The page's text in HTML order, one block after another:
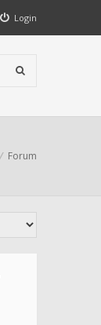
Login
Forum